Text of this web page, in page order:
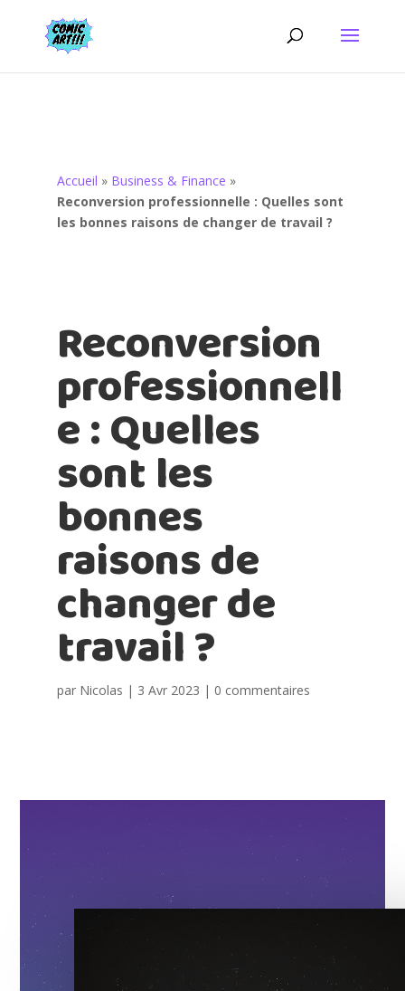
Accueil » Business & Finance »
Reconversion professionnelle : Quelles sont
les bonnes raisons de changer de travail ?
Reconversion
professionnell
e : Quelles
sont les
bonnes
raisons de
changer de
travail ?
par Nicolas | 3 Avr 2023 | 0 commentaires